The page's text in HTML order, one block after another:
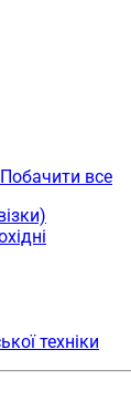
Побачити все
техніки